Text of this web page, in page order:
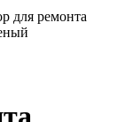
для ремонта